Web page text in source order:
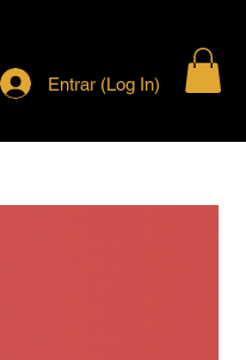
Entrar (Log In)